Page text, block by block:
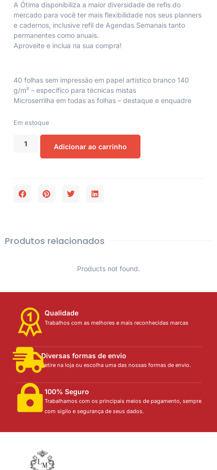
A Ótima disponibiliza a maior diversidade de refis do
mercado para você ter mais flexibilidade nos seus planners
e cadernos, inclusive refil de Agendas Semanais tanto
permanentes como anuais.
Aproveite e inclua na sua compra!
40 folhas sem impressão em papel artístico branco 140
g/m² – específico para técnicas mistas
Microserrilha em todas as folhas – destaque e enquadre
Em estoque
Adicionar ao carrinho
Produtos relacionados
Products not found.
Qualidade
Trabalhos com as melhores e mais reconhecidas marcas
Diversas formas de envio
Retire na loja ou escolha uma das nossas formas de envio.
100% Seguro
Trabalhamos com os principais meios de pagamento, sempre
com sigilo e segurança de seus dados.